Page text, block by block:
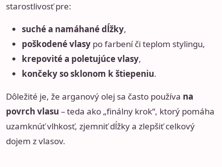
starostlivosť pre:
suché a namáhané dĺžky,
poškodené vlasy po farbení či teplom stylingu,
krepovité a poletujúce vlasy,
končeky so sklonom k štiepeniu.
Dôležité je, že arganový olej sa často používa na
povrch vlasu – teda ako „finálny krok“, ktorý pomáha
uzamknúť vlhkosť, zjemniť dĺžky a zlepšiť celkový
dojem z vlasov.